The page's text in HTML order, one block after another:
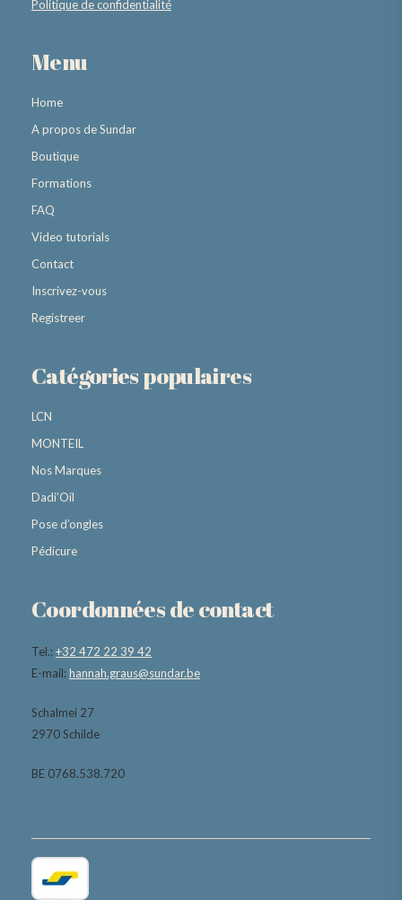
Politique de confidentialité
Menu
Home
A propos de Sundar
Boutique
Formations
FAQ
Video tutorials
Contact
Inscrivez-vous
Registreer
Catégories populaires
LCN
MONTEIL
Nos Marques
Dadi’Oil
Pose d’ongles
Pédicure
Coordonnées de contact
Tel.:+32 472 22 39 42
E-mail:hannah.graus@sundar.be
Schalmei 27
2970 Schilde
BE 0768.538.720